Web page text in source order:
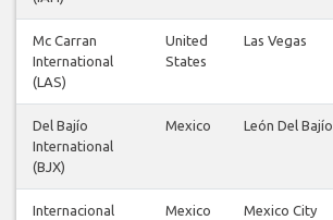
Mc Carran
International
(LAS)
United
States
Las Vegas
Del Bajío
International
(BJX)
Mexico León Del Bajío
Internacional
Mexico
Mexico City